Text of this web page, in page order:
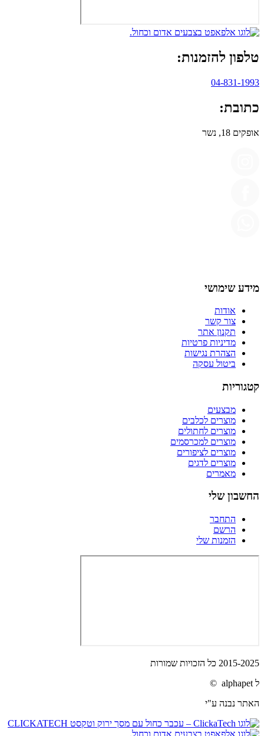
טלפון להזמנות:
04-831-1993
כתובת:
אופקים 18, נשר
מידע שימושי
אודות
צור קשר
תקנון אתר
מדיניות פרטיות
הצהרת נגישות
ביטול עסקה
קטגוריות
מבצעים
מוצרים לכלבים
מוצרים לחתולים
מוצרים למכרסמים
מוצרים לציפורים
מוצרים לדגים
מאמרים
החשבון שלי
התחבר
הרשם
הזמנות שלי
2015-2025 כל הזכויות שמורות
ל alphapet ©
האתר נבנה ע"י